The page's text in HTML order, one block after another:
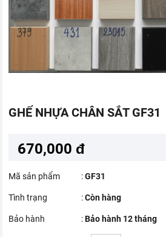
GHẾ NHỰA CHÂN SẮT GF31
670,000 đ
Mã sản phẩm :GF31
Tình trạng :Còn hàng
Bảo hành :Bảo hành 12 tháng